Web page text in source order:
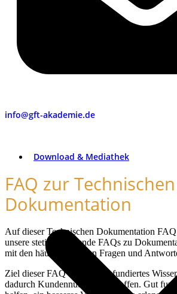
info@gft-akademie.de
Download & Mediathek
FAQ zur Technischen
Dokumentation
Auf dieser Technischen Dokumentation
unsere stetig wachsende FAQs zu
mit den häufig gestellten Fragen und
Ziel dieser FAQ Seite ist es, fundiertes
dadurch Kundennutzen zu schaffen. Gut